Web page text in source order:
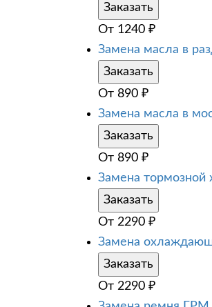
Заказать
От 1240 ₽
Замена масла в
Заказать
От 890 ₽
Замена масла в
Заказать
От 890 ₽
Замена тормозной
Заказать
От 2290 ₽
Замена
Заказать
От 2290 ₽